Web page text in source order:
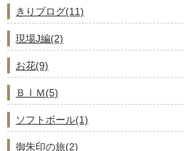
きりブログ(11)
現場J編(2)
お花(9)
ＢＩＭ(5)
ソフトボール(1)
御朱印の旅(2)